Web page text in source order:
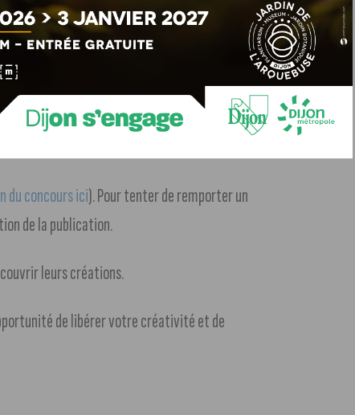
avec vos propres créations uniques.
du concours ici). Pour tenter de remporter un
de la publication.
leurs créations.
de libérer votre créativité et de